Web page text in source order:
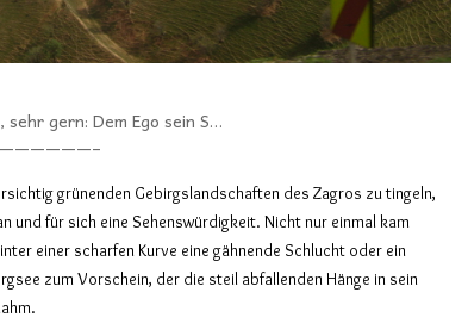
, sehr gern: Dem Ego sein S…
grünenden Gebirgslandschaften des Zagros zu tingeln,
und für sich eine Sehenswürdigkeit. Nicht nur einmal kam
einer scharfen Kurve eine gähnende Schlucht oder ein
zum Vorschein, der die steil abfallenden Hänge in sein